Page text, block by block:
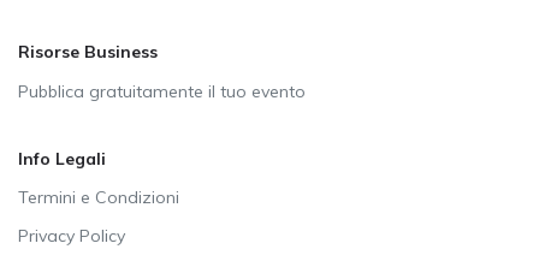
Risorse Business
Pubblica gratuitamente il tuo evento
Info Legali
Termini e Condizioni
Privacy Policy